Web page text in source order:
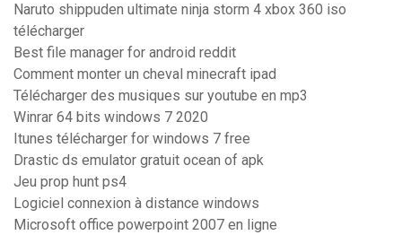
Naruto shippuden ultimate ninja storm 4 xbox 360 iso
télécharger
Best file manager for android reddit
Comment monter un cheval minecraft ipad
Télécharger des musiques sur youtube en mp3
Winrar 64 bits windows 7 2020
Itunes télécharger for windows 7 free
Drastic ds emulator gratuit ocean of apk
Jeu prop hunt ps4
Logiciel connexion à distance windows
Microsoft office powerpoint 2007 en ligne